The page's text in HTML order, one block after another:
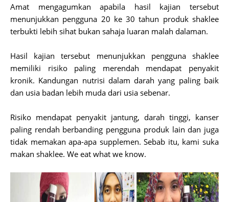
Amat mengagumkan apabila hasil kajian tersebut
menunjukkan pengguna 20 ke 30 tahun produk shaklee
terbukti lebih sihat bukan sahaja luaran malah dalaman.
Hasil kajian tersebut menunjukkan pengguna shaklee
memiliki risiko paling merendah mendapat penyakit
kronik. Kandungan nutrisi dalam darah yang paling baik
dan usia badan lebih muda dari usia sebenar.
Risiko mendapat penyakit jantung, darah tinggi, kanser
paling rendah berbanding pengguna produk lain dan juga
tidak memakan apa-apa supplemen. Sebab itu, kami suka
makan shaklee. We eat what we know.